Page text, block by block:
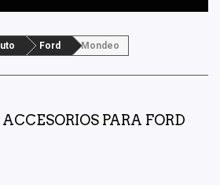
Ford Mondeo
PARA FORD